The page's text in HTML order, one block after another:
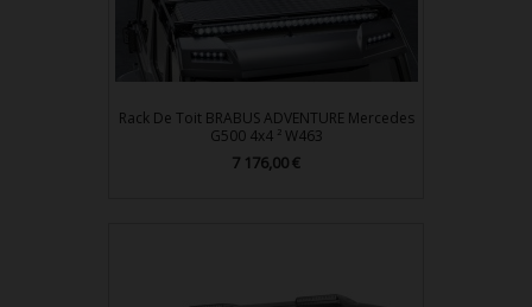
Rack De Toit BRABUS ADVENTURE Mercedes
G500 4x4 ² W463
Prix
7 176,00 €